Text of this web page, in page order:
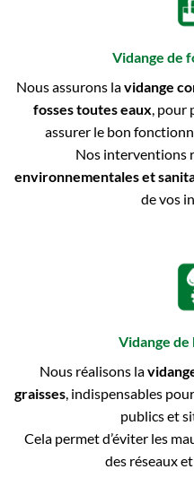
Vidange de
Nous assurons lavidange
fosses toutes eaux, pour
assurer le bon
Nos interventions
environnementales et
de vos
Vidange de
Nous réalisons la
graisses , indispensables
publics et
Cela permet d’éviter les
des réseaux